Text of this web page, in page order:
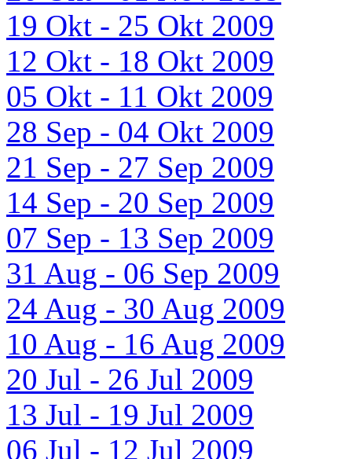
19 Okt - 25 Okt 2009
12 Okt - 18 Okt 2009
05 Okt - 11 Okt 2009
28 Sep - 04 Okt 2009
21 Sep - 27 Sep 2009
14 Sep - 20 Sep 2009
07 Sep - 13 Sep 2009
31 Aug - 06 Sep 2009
24 Aug - 30 Aug 2009
10 Aug - 16 Aug 2009
20 Jul - 26 Jul 2009
13 Jul - 19 Jul 2009
06 Jul - 12 Jul 2009